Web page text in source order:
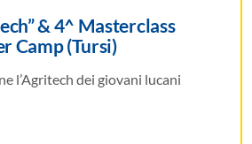
& 4^ Masterclass
Camp (Tursi)
l’Agritech dei giovani lucani